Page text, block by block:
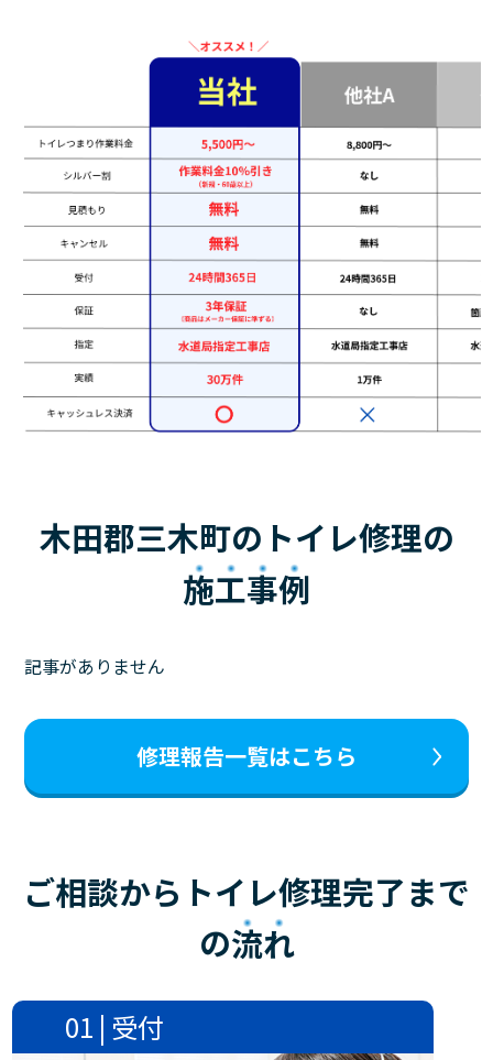
木田郡三木町のトイレ修理の
施工事例
記事がありません
修理報告一覧はこちら
ご相談からトイレ修理完了まで
の流れ
01 | 受付